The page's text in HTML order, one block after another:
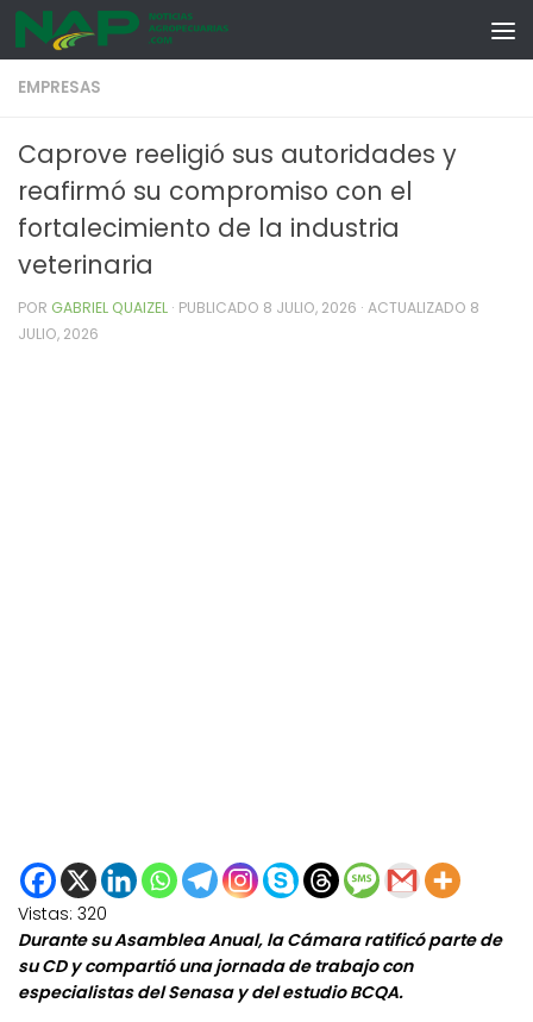
Skip to content
EMPRESAS
Caprove reeligió sus autoridades y
reafirmó su compromiso con el
fortalecimiento de la industria
veterinaria
POR GABRIEL QUAIZEL · PUBLICADO 8 JULIO, 2026 · ACTUALIZADO 8
JULIO, 2026
Vistas: 320
Durante su Asamblea Anual, la Cámara ratificó parte de
su CD y compartió una jornada de trabajo con
especialistas del Senasa y del estudio BCQA.